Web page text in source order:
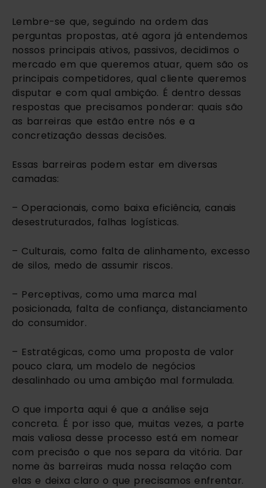
Lembre-se que, seguindo na ordem das
perguntas propostas, até agora já entendemos
nossos principais ativos, passivos, decidimos o
mercado em que queremos atuar, quem são os
principais competidores, qual cliente queremos
disputar e com qual ambição. É dentro dessas
respostas que precisamos ponderar: quais são
as barreiras que estão entre nós e a
concretização dessas decisões.
Essas barreiras podem estar em diversas
camadas:
– Operacionais, como baixa eficiência, canais
desestruturados, falhas logísticas.
– Culturais, como falta de alinhamento, excesso
de silos, medo de assumir riscos.
– Perceptivas, como uma marca mal
posicionada, falta de confiança, distanciamento
do consumidor.
– Estratégicas, como uma proposta de valor
pouco clara, um modelo de negócios
desalinhado ou uma ambição mal formulada.
O que importa aqui é que a análise seja
concreta. É por isso que, muitas vezes, a parte
mais valiosa desse processo está em nomear
com precisão o que nos separa da vitória. Dar
nome às barreiras muda nossa relação com
elas e deixa claro o que precisamos enfrentar.